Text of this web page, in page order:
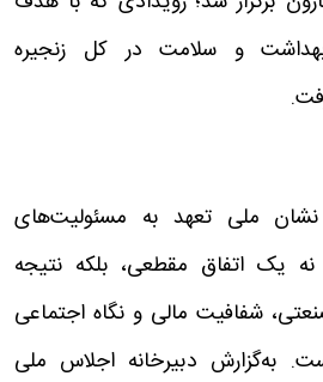
بهداشت و سلامت در کل زنجیره
ملی تعهد به مسئولیت‌های
در مهر ۱۴۰۴، نه یک اتفاق مقطعی، بلکه نتیجه
شفافیت مالی و نگاه اجتماعی
به‌گزارش دبیرخانه اجلاس ملی